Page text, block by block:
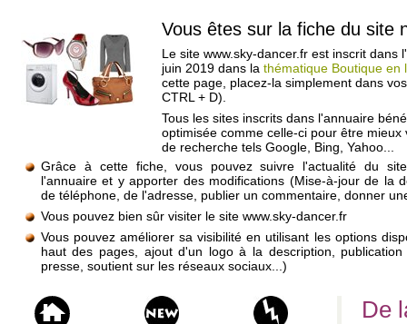
Vous êtes sur la fiche du site
Le site www.sky-dancer.fr est inscrit dans
juin 2019 dans la thématique Boutique en
cette page, placez-la simplement dans
CTRL + D).
Tous les sites inscrits dans l'annuaire
optimisée comme celle-ci pour être mieux
de recherche tels Google, Bing, Yahoo...
Grâce à cette fiche, vous pouvez suivre l'actualité du
l'annuaire et y apporter des modifications (Mise-à-jour de la
de téléphone, de l'adresse, publier un commentaire, donner
Vous pouvez bien sûr visiter le site www.sky-dancer.fr
Vous pouvez améliorer sa visibilité en utilisant les options
haut des pages, ajout d'un logo à la description,
presse, soutient sur les réseaux sociaux...)
De